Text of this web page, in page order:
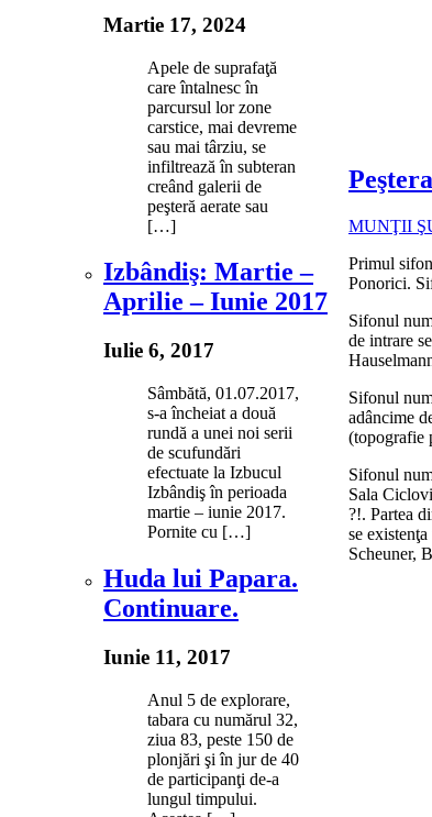
Martie 17, 2024
Apele de suprafaţă
care întalnesc în
parcursul lor zone
carstice, mai devreme
sau mai târziu, se
infiltrează în subteran
creând galerii de
peşteră aerate sau
[…]
Izbândiş: Martie –
Aprilie – Iunie 2017
Iulie 6, 2017
Sâmbătă, 01.07.2017,
s-a încheiat a două
rundă a unei noi serii
de scufundări
efectuate la Izbucul
Izbândiş în perioada
martie – iunie 2017.
Pornite cu […]
Huda lui Papara.
Continuare.
Iunie 11, 2017
Anul 5 de explorare,
tabara cu numărul 32,
ziua 83, peste 150 de
plonjări şi în jur de 40
de participanţi de-a
lungul timpului.
MUNŢII
Primul
Ponorici.
Sifonul
de intrare
Sifonul
adâncime
(topografie
Sifonul
Sala
?!. Partea
se
Scheuner,